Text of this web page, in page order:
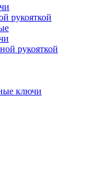
рукояткой
рукояткой
ключи